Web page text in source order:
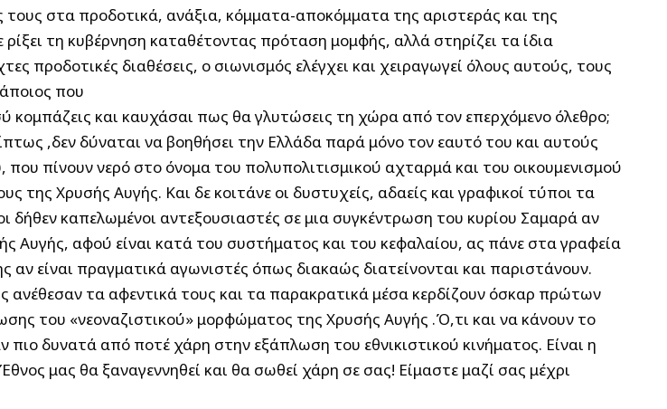
στα προδοτικά, ανάξια, κόμματα-αποκόμματα της αριστεράς και της
τη κυβέρνηση καταθέτοντας πρόταση μομφής, αλλά στηρίζει τα ίδια
προδοτικές διαθέσεις, ο σιωνισμός ελέγχει και χειραγωγεί όλους αυτούς, τους
που
κομπάζεις και καυχάσαι πως θα γλυτώσεις τη χώρα από τον επερχόμενο όλεθρο;
,δεν δύναται να βοηθήσει την Ελλάδα παρά μόνο τον εαυτό του και αυτούς
που πίνουν νερό στο όνομα του πολυπολιτισμικού αχταρμά και του οικουμενισμού
της Χρυσής Αυγής. Και δε κοιτάνε οι δυστυχείς, αδαείς και γραφικοί τύποι τα
καπελωμένοι αντεξουσιαστές σε μια συγκέντρωση του κυρίου Σαμαρά αν
Αυγής, αφού είναι κατά του συστήματος και του κεφαλαίου, ας πάνε στα γραφεία
είναι πραγματικά αγωνιστές όπως διακαώς διατείνονται και παριστάνουν.
ανέθεσαν τα αφεντικά τους και τα παρακρατικά μέσα κερδίζουν όσκαρ πρώτων
του «νεοναζιστικού» μορφώματος της Χρυσής Αυγής .Ό,τι και να κάνουν το
δυνατά από ποτέ χάρη στην εξάπλωση του εθνικιστικού κινήματος. Είναι η
μας θα ξαναγεννηθεί και θα σωθεί χάρη σε σας! Είμαστε μαζί σας μέχρι